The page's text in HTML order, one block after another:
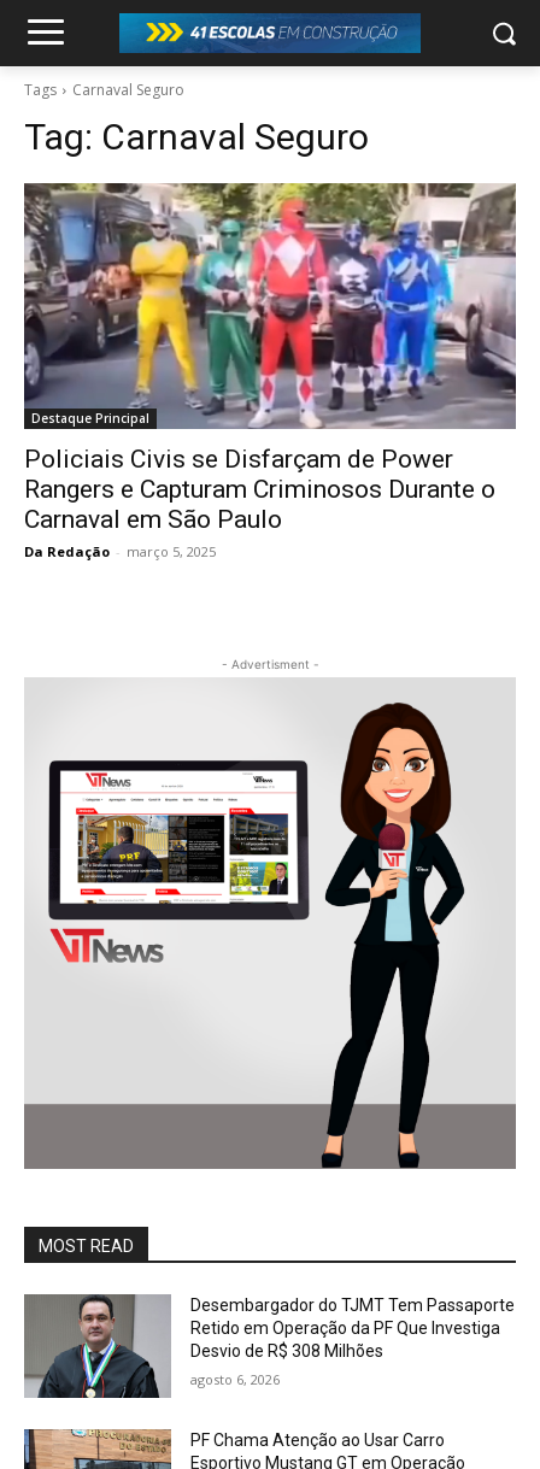
Tags Carnaval Seguro
Tag: Carnaval Seguro
Destaque Principal
Policiais Civis se Disfarçam de Power
Rangers e Capturam Criminosos Durante o
Carnaval em São Paulo
Da Redação - março 5, 2025
- Advertisment -
MOST READ
Desembargador do TJMT Tem Passaporte
Retido em Operação da PF Que Investiga
Desvio de R$ 308 Milhões
agosto 6, 2026
PF Chama Atenção ao Usar Carro
Esportivo Mustang GT em Operação